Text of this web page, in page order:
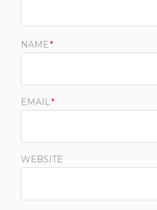
NAME*
EMAIL*
WEBSITE